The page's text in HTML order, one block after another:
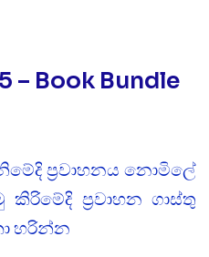
– Book Bundle
ප්‍රවාහනය නොමිලේ
ප්‍රවාහන ගාස්තු
හරින්න